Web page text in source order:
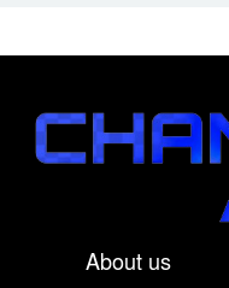
About us